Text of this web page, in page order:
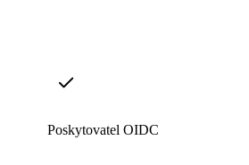
Poskytovatel OIDC